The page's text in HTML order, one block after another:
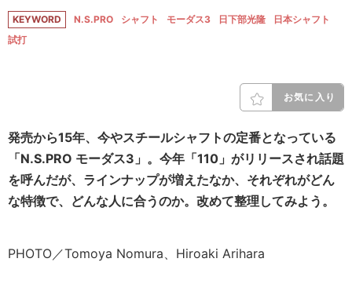
KEYWORD N.S.PRO シャフト モーダス3 日下部光隆
日本シャフト
試打
お気に入り
発売から15年、今やスチールシャフトの定番となっている
「N.S.PRO モーダス3」。今年「110」がリリースされ話題
を呼んだが、ラインナップが増えたなか、それぞれがどん
な特徴で、どんな人に合うのか。改めて整理してみよう。
PHOTO／Tomoya Nomura、Hiroaki Arihara